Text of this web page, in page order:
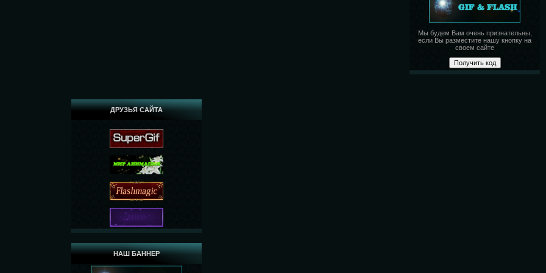
Мы будем Вам очень признательны,
если Вы разместите нашу кнопку на
своем сайте
ДРУЗЬЯ САЙТА
НАШ БАННЕР